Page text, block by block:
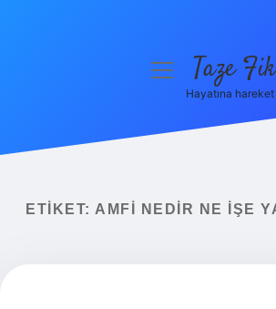
Yasal Uyarı
menüyüTaze
Hayatına
ETIKET: AMFI NEDIR NE IŞE